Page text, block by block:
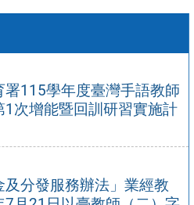
115學年度臺灣手語教師
次增能暨回訓研習實施計
及分發服務辦法」業經教